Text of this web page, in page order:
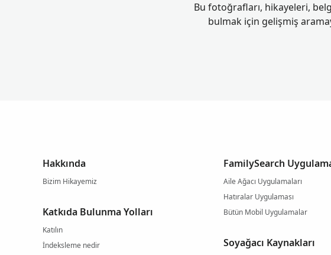
Bu fotoğrafları, hikayeleri,
bulmak için gelişmiş
Hakkında
Bizim Hikayemiz
Katkıda Bulunma Yolları
Katılın
İndeksleme nedir
FamilySearch
Aile Ağacı Uygulamaları
Hatıralar Uygulaması
Bütün Mobil Uygulamalar
Soyağacı Kaynakları